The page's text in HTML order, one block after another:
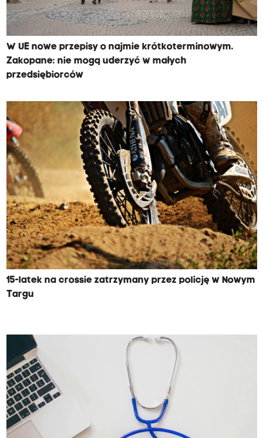
W UE nowe przepisy o najmie krótkoterminowym.
Zakopane: nie mogą uderzyć w małych
przedsiębiorców
15-latek na crossie zatrzymany przez policję w Nowym
Targu